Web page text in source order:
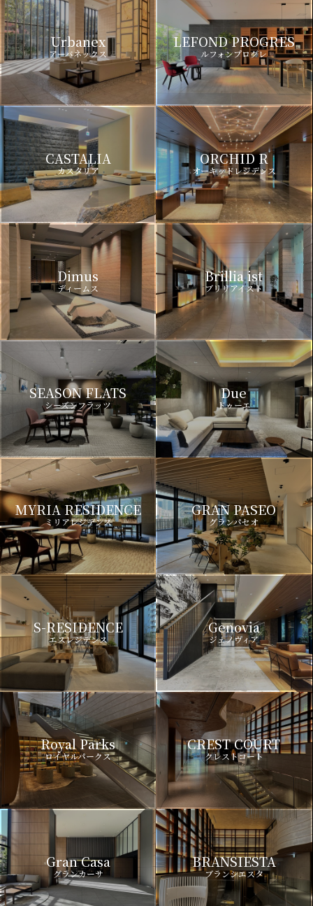
Urbanex
アーバネックス
LEFOND PROGRES
ルフォンプログレ
CASTALIA
カスタリア
ORCHID R
オーキッドレジデンス
Dimus
ディームス
Brillia ist
ブリリアイスト
SEASON FLATS
シーズンフラッツ
Due
ドゥーエ
MYRIA RESIDENCE
ミリアレジデンス
GRAN PASEO
グランパセオ
S-RESIDENCE
エスレジデンス
Genovia
ジェノヴィア
Royal Parks
ロイヤルパークス
CREST COURT
クレストコート
Gran Casa
グランカーサ
BRANSIESTA
ブランシエスタ